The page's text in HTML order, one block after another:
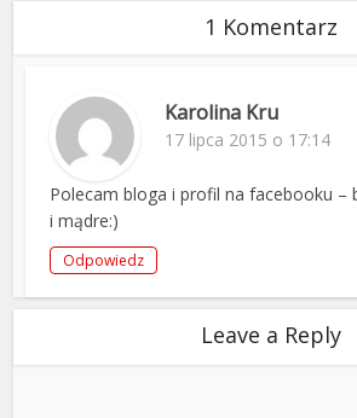
1 Komentarz
Karolina Kru
17 lipca 2015 o 17:14
Polecam bloga i profil na facebooku –
i mądre:)
Odpowiedz
Leave a Reply